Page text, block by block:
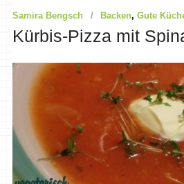
Samira Bengsch Backen, Gute
Kürbis-Pizza mit